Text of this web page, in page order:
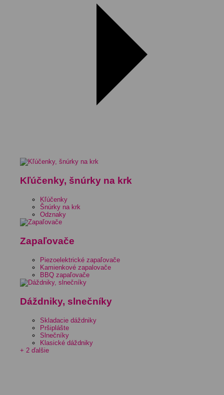
Kľúčenky, šnúrky na krk
Kľúčenky
Šnúrky na krk
Odznaky
Zapaľovače
Piezoelektrické zapaľovače
Kamienkové zapalovače
BBQ zapaľovače
Dáždniky, slnečníky
Skladacie dáždniky
Pršiplášte
Slnečníky
Klasické dáždniky
+ 2 ďalšie